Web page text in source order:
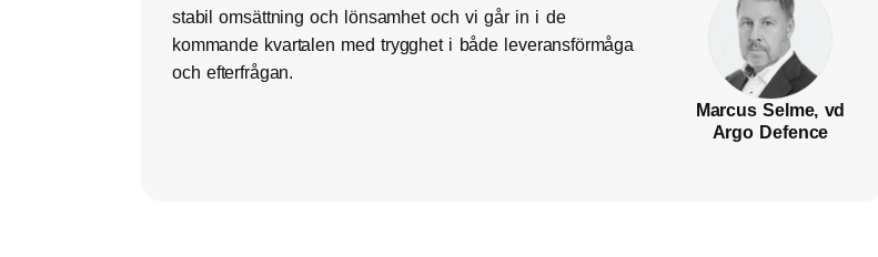
Marcus Selme, vd
Argo Defence
stabil omsättning och lönsamhet och vi går in i de
kommande kvartalen med trygghet i både leveransförmåga
och efterfrågan.